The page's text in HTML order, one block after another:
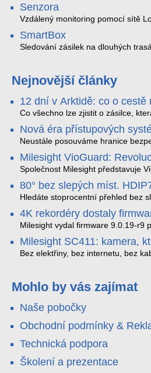
Senzora
Vzdálený monitoring pomocí sítě
SmartBox
Sledování zásilek na dlouhých
Nejnovější články
12 dní v Arktidě: co o cestě
data ze SMARTBOX 2 MAX
Co všechno lze zjistit o zásilce,
projede Arktidou? SMARTBOX 2
Tromsø přes Lofoty, Kirunu a
Nordkapp. Bez jediného dobití, v
otřesy i náklon. Výsledkem není
podrobný datový příběh celé cesty.
Nová éra přístupových
Signo
Neustále posouváme hranice
v oblasti kontroly přístupu –
čtečky HID Signo.
Milesight VioGuard:
detekci dopravních
Společnost Milesight představuje
dopravních přestupků. Tento
sofistikovanými algoritmy umělé
tak, aby poskytoval komplexní
dopravních předpisů, zvyšoval
optimalizoval plynulost dopravy v
80° bez slepých míst.
streamuje na YouTube –
Hledáte stoprocentní přehled bez
panoramatická kamera
4MP senzorů SONY do jednoho
zkreslení. K tomu přidává AI
YouTube – bez běžícího počítače.
4K rekordéry dostaly
které musíte vědět.
Milesight vydal firmware 9.0.19-r9
které vám zjednoduší práci – a
spoustu zbytečných výjezdů k
Milesight SC411: kamera,
kabel nedosáhne
Bez elektřiny, bez internetu, bez
váš telefon. Podívejte se na video.
Mohlo by vás zajímat
Naše pobočky
Obchodní podmínky &
Technická podpora
Školení a prezentace